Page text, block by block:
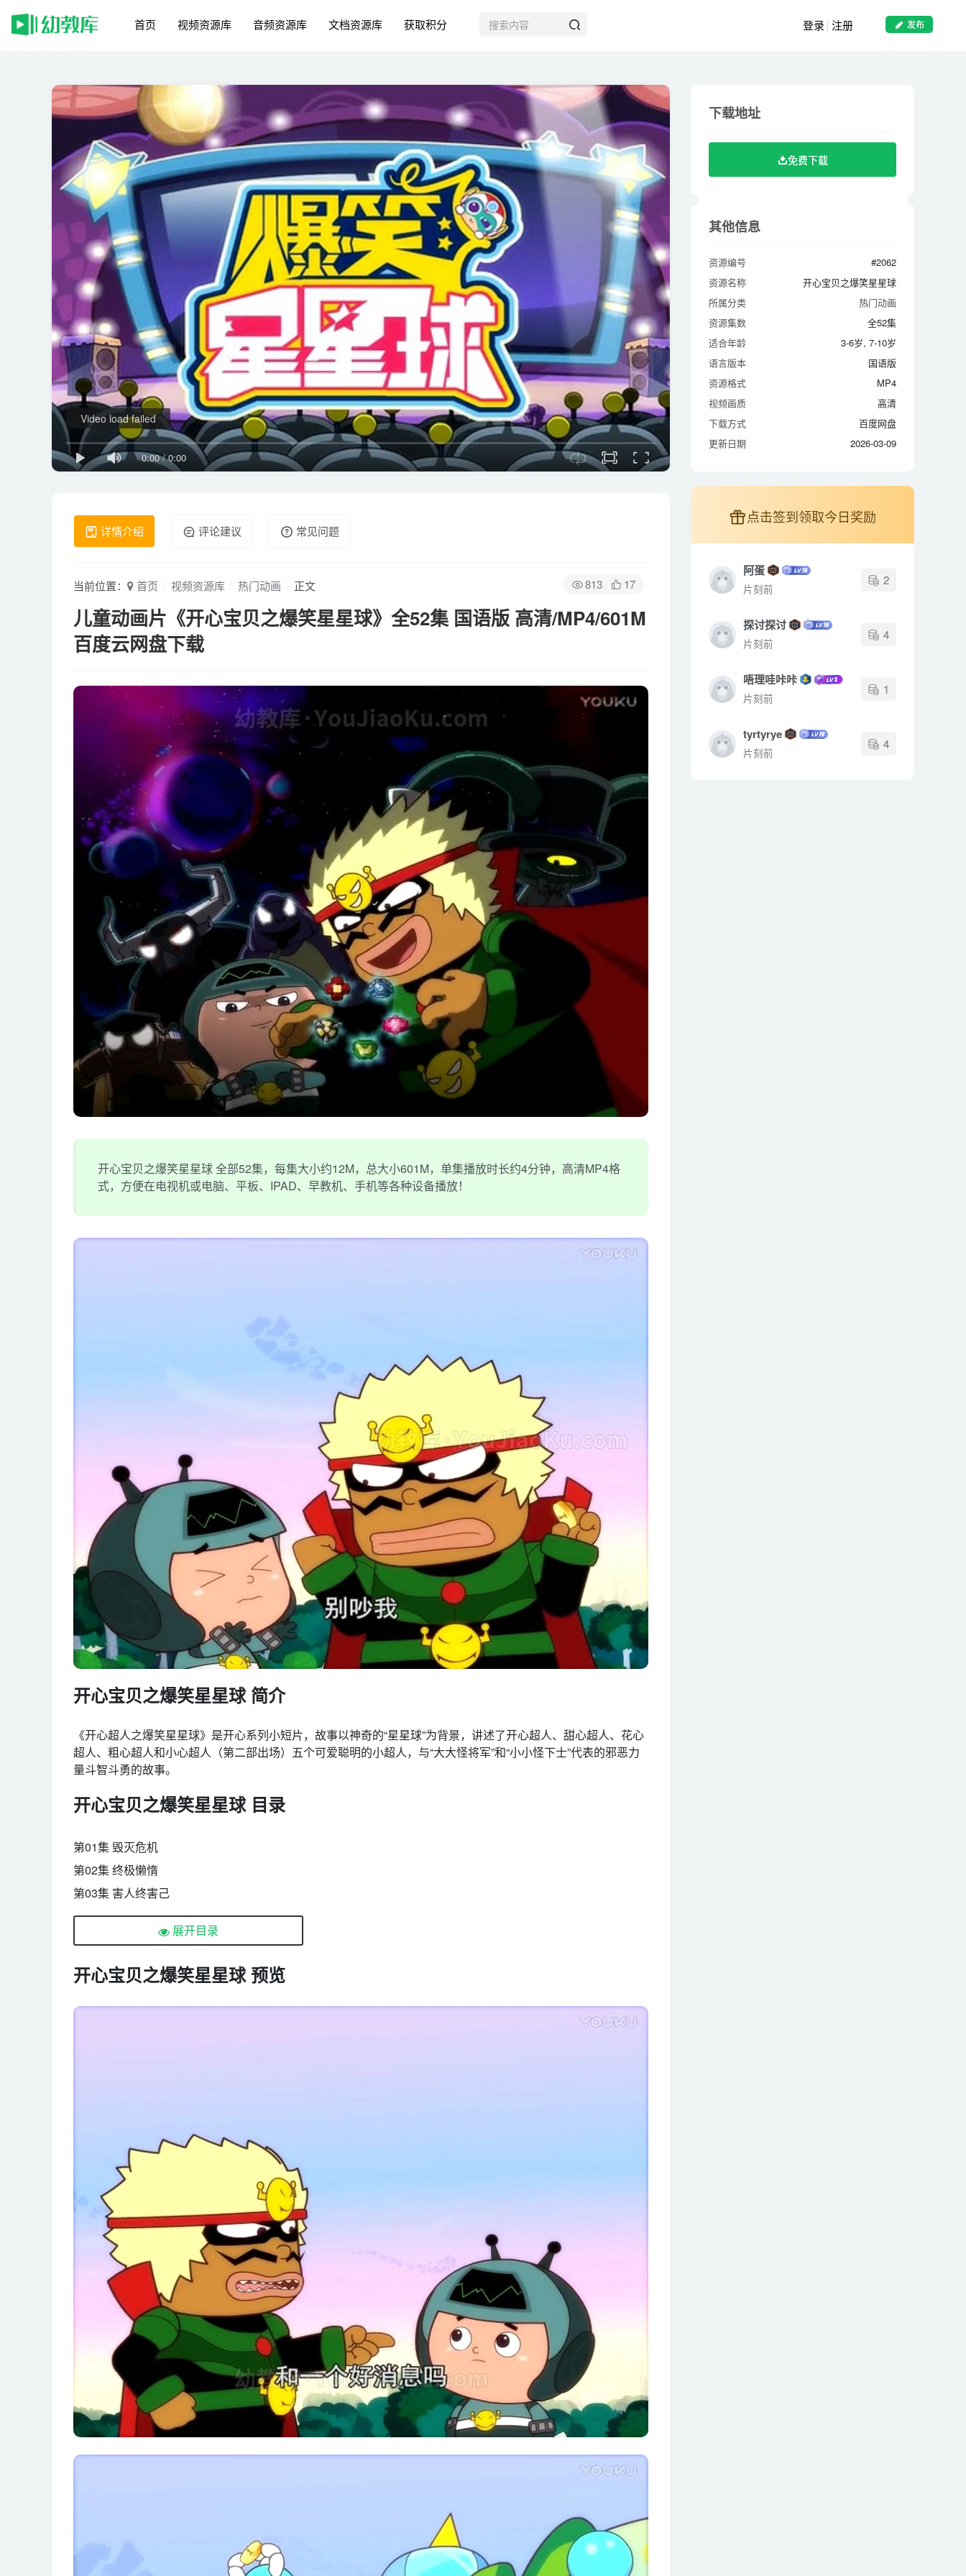
首页 视频资源库 音频资源库 文档资源库 获取积分 发布
登录 注册
0:00/0:00
Video load failed
详情介绍 评论建议 常见问题
813 17
当前位置： 首页 视频资源库 热门动画 正文
儿童动画片《开心宝贝之爆笑星星球》全52集 国语版 高清/MP4/601M
百度云网盘下载
开心宝贝之爆笑星星球 全部52集，每集大小约12M，总大小601M，单集播放时长约4分钟，高清MP4格
式，方便在电视机或电脑、平板、IPAD、早教机、手机等各种设备播放！
开心宝贝之爆笑星星球 简介
《开心超人之爆笑星星球》是开心系列小短片，故事以神奇的“星星球”为背景，讲述了开心超人、甜心超人、花心
超人、粗心超人和小心超人（第二部出场）五个可爱聪明的小超人，与“大大怪将军”和“小小怪下士”代表的邪恶力
量斗智斗勇的故事。
开心宝贝之爆笑星星球 目录
第01集 毁灭危机
第02集 终极懒惰
第03集 害人终害己
第04集 坎坷回家路
第05集 好吃的早餐
第07集 我不要离职
第08集 有文化的迷路人
第14集 偷换记忆
第15集 营救行动
第16集 有怪兽
第17集 好消息和坏消息
第18集 未开始便结束
第19集 才出狼窝又入虎口
第20集 宇宙奥秘
第21集 马路杀手
第22集 阴魂不散
第23集 无所不知的超人
第24集 棒棒糖收藏家
第25集 再见恩人
第26集 绑架
展开目录
开心宝贝之爆笑星星球 预览
免费下载
资源名称
开心宝贝之爆笑星星球
所属分类
热门动画
资源集数
全52集
适合年龄
3-6岁, 7-10岁
语言版本
国语版
资源格式
MP4
视频画质
高清
下载方式
百度网盘
更新日期
2026-03-09
下载地址
免费下载
其他信息
资源编号
#2062
资源名称
开心宝贝之爆笑星星球
所属分类
热门动画
资源集数
全52集
适合年龄
3-6岁, 7-10岁
语言版本
国语版
资源格式
MP4
视频画质
高清
下载方式
百度网盘
更新日期
2026-03-09
点击签到领取今日奖励
阿蛋
片刻前
2
探讨探讨
片刻前
4
唔理哇咔咔
片刻前
1
tyrtyrye
片刻前
4